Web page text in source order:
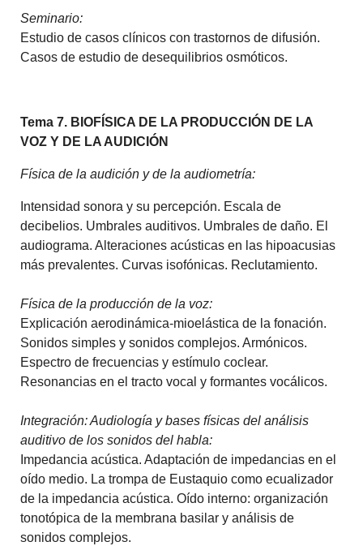
Seminario:
Estudio de casos clínicos con trastornos de difusión.
Casos de estudio de desequilibrios osmóticos.
Tema 7. BIOFÍSICA DE LA PRODUCCIÓN DE LA
VOZ Y DE LA AUDICIÓN
Físicade la audición y de la audiometría:
Intensidad sonora y su percepción. Escala de
decibelios. Umbrales auditivos. Umbrales de daño. El
audiograma. Alteraciones acústicas en las hipoacusias
más prevalentes. Curvas isofónicas. Reclutamiento.
Física de la producción de la voz:
Explicación aerodinámica-mioelástica de la fonación.
Sonidos simples y sonidos complejos. Armónicos.
Espectro de frecuencias y estímulo coclear.
Resonancias en el tracto vocal y formantes vocálicos.
Integración: Audiología y bases físicas del análisis
auditivo de los sonidos del habla:
Impedancia acústica. Adaptación de impedancias en el
oído medio. La trompa de Eustaquio como ecualizador
de la impedancia acústica. Oído interno: organización
tonotópica de la membrana basilar y análisis de
sonidos complejos.